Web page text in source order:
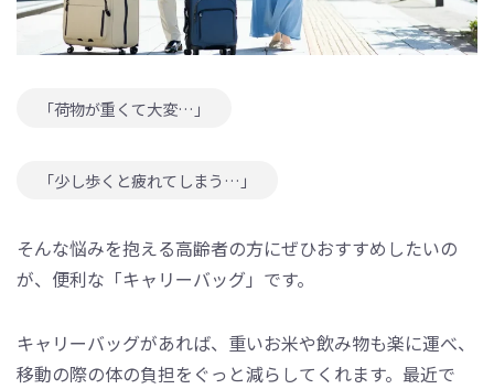
「荷物が重くて大変…」
「少し歩くと疲れてしまう…」
そんな悩みを抱える高齢者の方にぜひおすすめしたいの
が、便利な「キャリーバッグ」です。
キャリーバッグがあれば、重いお米や飲み物も楽に運べ、
移動の際の体の負担をぐっと減らしてくれます。最近で